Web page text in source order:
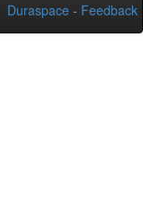
Duraspace - Feedback